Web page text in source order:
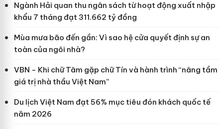
Ngành Hải quan thu ngân sách từ hoạt động xuất nhập
khẩu 7 tháng đạt 311.662 tỷ đồng
Mùa mưa bão đến gần: Vì sao hệ cửa quyết định sự an
toàn của ngôi nhà?
VBN - Khi chữ Tâm gặp chữ Tín và hành trình “nâng tầm
giá trị nhà thầu Việt Nam”
Du lịch Việt Nam đạt 56% mục tiêu đón khách quốc tế
năm 2026